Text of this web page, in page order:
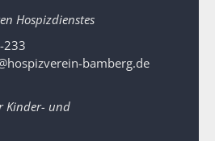
Hospizdienstes
233
bamberg.de
Kinder- und